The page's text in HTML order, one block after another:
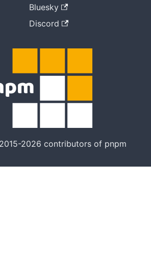
Bluesky
Discord
2026 contributors of pnpm